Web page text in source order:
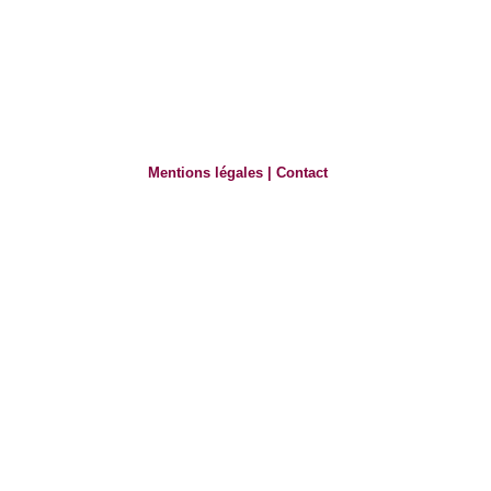
Mentions légales |Contact